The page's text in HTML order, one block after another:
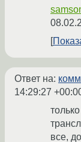
Ответ на:
14:29:27
все,